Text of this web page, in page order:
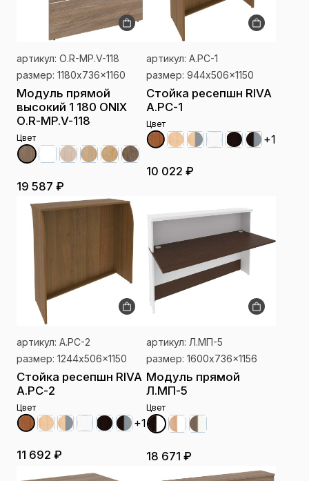
артикул: О.R-MP.V-118
размер: 1180x736x1160
Модуль прямой
высокий 1 180 ONIX
О.R-MP.V-118
Цвет
19 587 ₽
артикул: А.РС-1
размер: 944x506x1150
Стойка ресепшн RIVA
А.РС-1
Цвет
+1
10 022 ₽
артикул: А.РС-2
размер: 1244x506x1150
Стойка ресепшн RIVA
А.РС-2
Цвет
+1
11 692 ₽
артикул: Л.МП-5
размер: 1600x736x1156
Модуль прямой
Л.МП-5
Цвет
18 671 ₽